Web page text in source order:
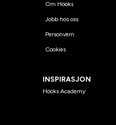
Om Hööks
Jobb hos oss
Personvern
Cookies
INSPIRASJON
Hööks Academy